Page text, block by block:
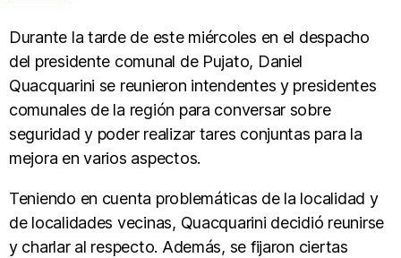
Durante la tarde de este miércoles en el despacho
del presidente comunal de Pujato, Daniel
Quacquarini se reunieron intendentes y presidentes
comunales de la región para conversar sobre
seguridad y poder realizar tares conjuntas para la
mejora en varios aspectos.
Teniendo en cuenta problemáticas de la localidad y
de localidades vecinas, Quacquarini decidió reunirse
y charlar al respecto. Además, se fijaron ciertas